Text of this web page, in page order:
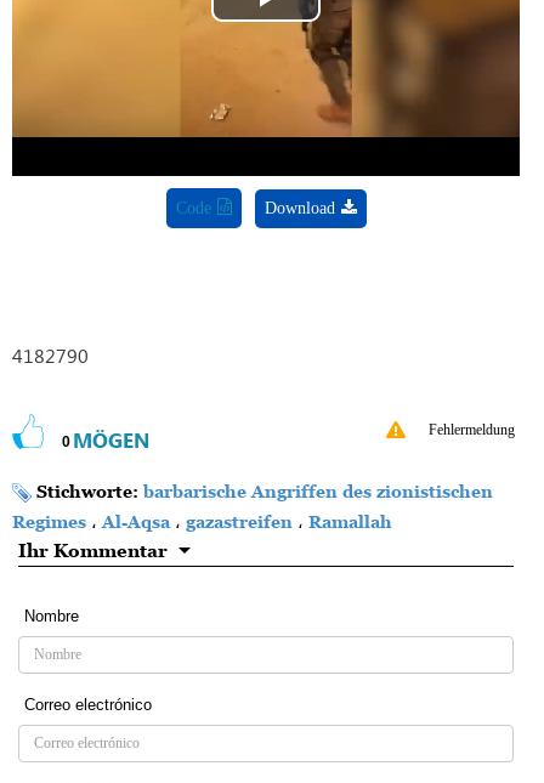
Play
Video
Code Download
4182790
0 MÖGEN Fehlermeldung
Stichworte:barbarische Angriffen des zionistischen
Regimes ، Al-Aqsa ، gazastreifen ، Ramallah
Ihr Kommentar
Nombre
Correo electrónico